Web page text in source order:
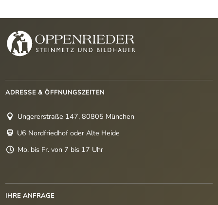
ADRESSE & ÖFFNUNGSZEITEN
 Ungererstraße 147, 80805 München
 U6 Nordfriedhof oder Alte Heide
 Mo. bis Fr. von 7 bis 17 Uhr
IHRE ANFRAGE